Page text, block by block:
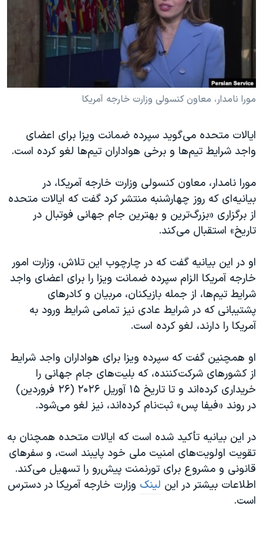
فرهنگ و زندگی
حقوق شهروندی
اقتصادی
علم و فناوری
اسرائیل در جنگ
آرشیو پخش زنده
انتخابات ریاست جمهوری آمریکا ۲۰۲۴
حمله جمهوری اسلامی به اسرائیل
رمز مهسا
ورزش زنان در ایران
مجموعه مستندهای دادخواهی
تریبونال مردمی آبان ۹۸
دادگاه حمید نوری
چهل سال گروگان‌گیری
قانون شفافیت دارائی کادر رهبری ایران
اسرائیل در جنگ
نرگس محمدی برنده جایزه نوبل صلح
همایش محافظه‌کاران آمریکا «سی‌پک»
صفحه‌های ویژه
سفر پرزیدنت ترامپ به چین
زبانهای مختلف
مورا نامدار، معاون کنسولی وزارت خارجه آمریکا
ایالات متحده می‌گوید سپرده ضمانت ویزا برای اعضای
واجد شرایط تیم‌ها و برخی هواداران تیم‌ها لغو کرده است.
مورا نامدار،‌ معاون کنسولی وزارت خارجه آمریکا، در
بیانیه‌ای که روز چهارشنبه منتشر کرد گفت که ایالات متحده
از برگزاری «بزرگ‌ترین و بهترین جام جهانی فوتبال در
تاریخ» استقبال می‌کند.
او در این بیانیه گفت که در چارچوب این تلاش، وزارت امور
خارجه آمریکا الزام سپرده ضمانت ویزا را برای اعضای واجد
شرایط تیم‌ها، از جمله بازیکنان، مربیان و کادرهای
پشتیبانی که در شرایط عادی نیز تمامی شرایط ورود به
آمریکا را دارند، لغو کرده است.
او همچنین گفت که سپرده ویزا برای هواداران واجد شرایط
از کشورهای شرکت‌کننده، که بلیت‌های جام جهانی را
خریداری کرده‌اند و تا تاریخ ۱۵ آوریل ۲۰۲۶ (۲۶ فروردین)
در روند «فیفا پس» ثبت‌نام کرده‌اند، نیز لغو می‌شود.
در این بیانیه تأکید شده است که ایالات متحده همچنان به
تقویت اولویت‌های امنیت ملی خود پایبند است، و سفرهای
قانونی و مشروع برای تورنمنت پیش‌رو را تسهیل می‌کند.
اطلاعات بیشتر در این لینک وزارت خارجه آمریکا در دسترس
است.